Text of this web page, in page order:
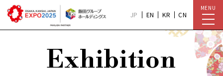
JP EN KR CN
MENU
Exhibition